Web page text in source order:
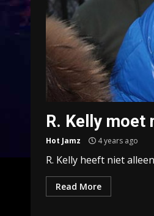
R. Kelly moet
Hot Jamz 4 years ago
R. Kelly heeft niet
Read More